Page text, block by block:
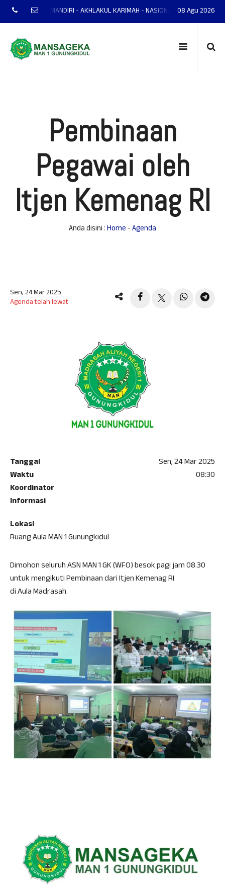
MANTAP - MANDIRI - AKHLAKUL KARIMAH - NASIONALIS - TERAMPIL -
08 Agu 2026
Pembinaan
Pegawai oleh
Itjen Kemenag RI
Anda disini :Home -Agenda
Sen, 24 Mar 2025
Agenda telah lewat
Tanggal
Sen, 24 Mar 2025
Waktu
08:30
Koordinator
Informasi
Lokasi
Ruang Aula MAN 1 Gunungkidul
Dimohon seluruh ASN MAN 1 GK (WFO) besok pagi jam 08.30
untuk mengikuti Pembinaan dari Itjen Kemenag RI
di Aula Madrasah.